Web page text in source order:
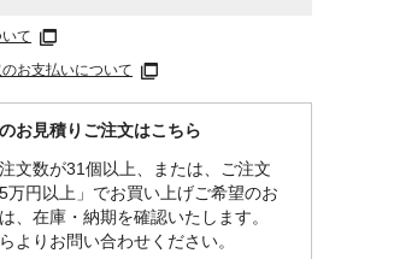
て
お支払いについて
お見積りご注文はこちら
注文数が31個以上、または、ご注文
万円以上」でお買い上げご希望のお
、在庫・納期を確認いたします。
よりお問い合わせください。